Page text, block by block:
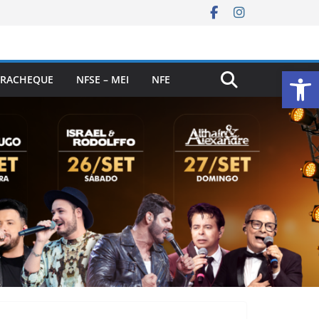
NFSE – MEI NFE